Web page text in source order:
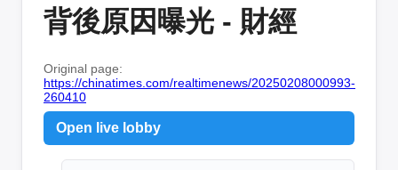
背後原因曝光 - 財經
Original page:
https://chinatimes.com/realtimenews/20250208000993-
260410
Open live lobby